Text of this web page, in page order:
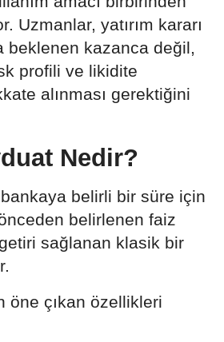
Uzmanlar, yatırım kararı
beklenen kazanca değil,
profili ve likidite
alınması gerektiğini
Nedir?
belirli bir süre için
belirlenen faiz
sağlanan klasik bir
öne çıkan özellikleri